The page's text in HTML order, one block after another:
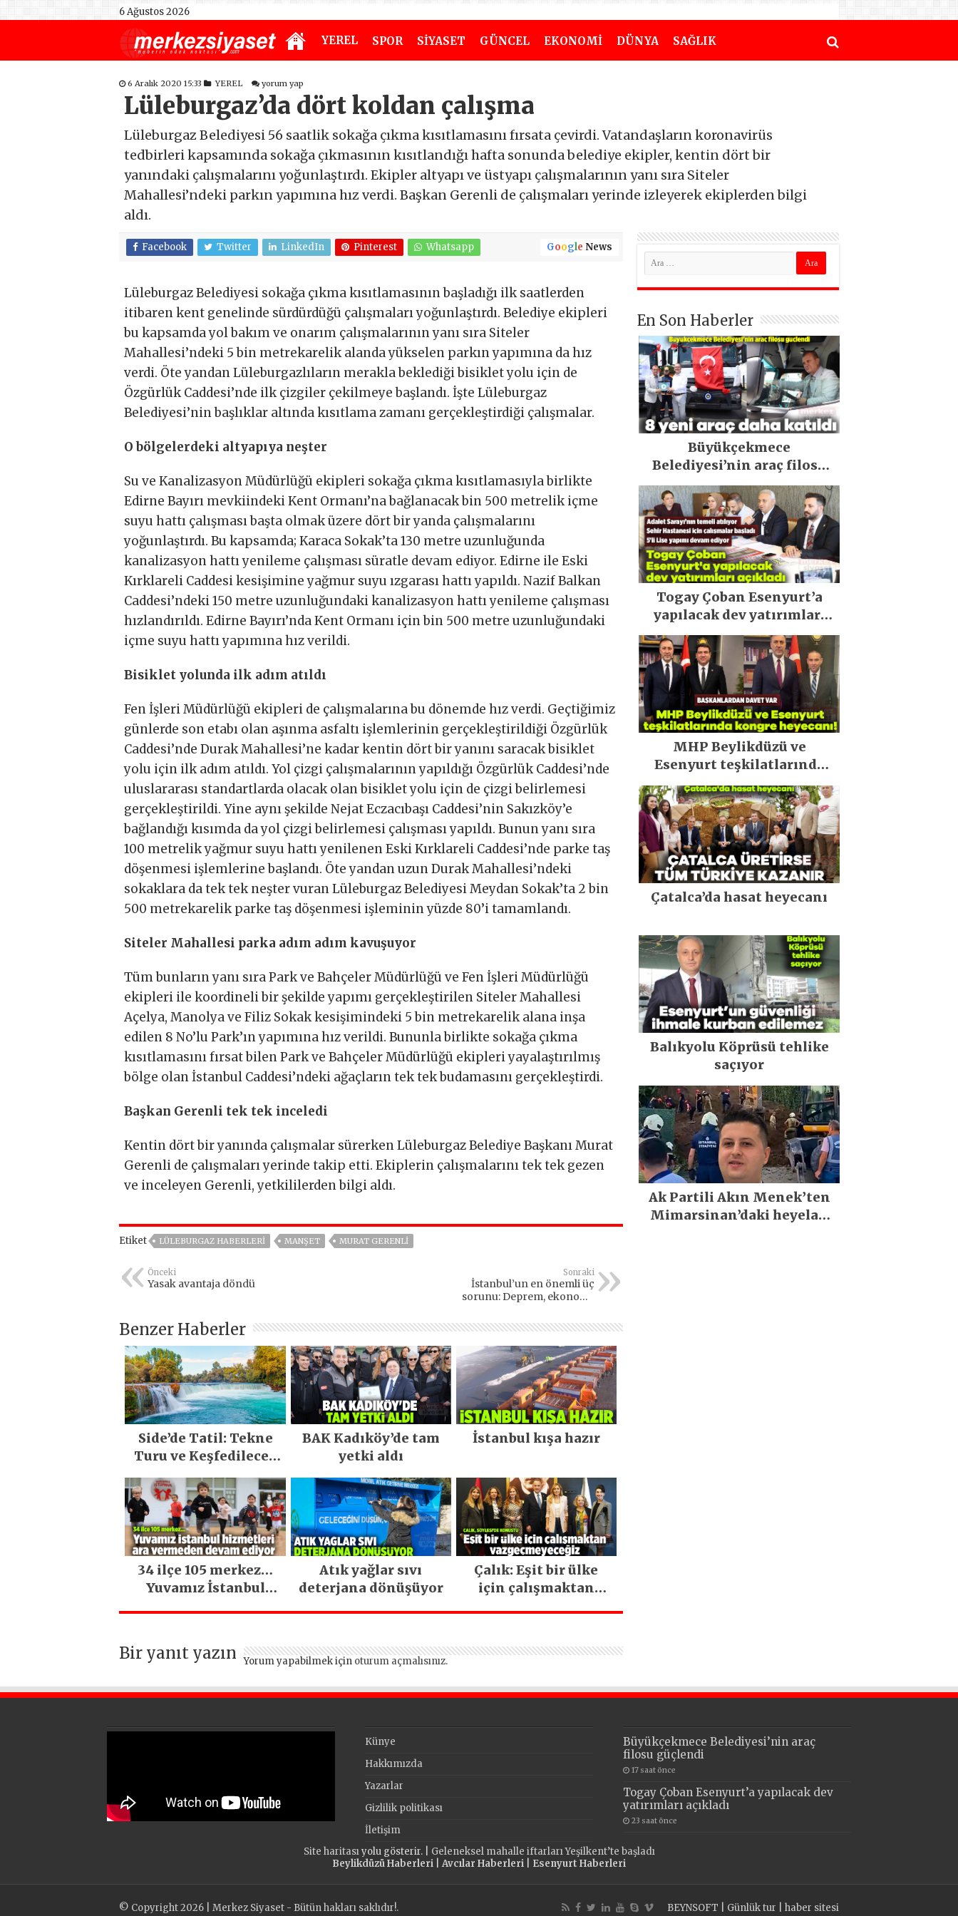
6 Ağustos 2026
YEREL SPOR SİYASET GÜNCEL EKONOMİ DÜNYA SAĞLIK
6 Aralık 2020 15:33 YEREL yorum yap
Lüleburgaz’da dört koldan çalışma
Lüleburgaz Belediyesi 56 saatlik sokağa çıkma kısıtlamasını fırsata çevirdi. Vatandaşların koronavirüs
tedbirleri kapsamında sokağa çıkmasının kısıtlandığı hafta sonunda belediye ekipler, kentin dört bir
yanındaki çalışmalarını yoğunlaştırdı. Ekipler altyapı ve üstyapı çalışmalarının yanı sıra Siteler
Mahallesi’ndeki parkın yapımına hız verdi. Başkan Gerenli de çalışmaları yerinde izleyerek ekiplerden bilgi
aldı.
Facebook Twitter LinkedIn Pinterest Whatsapp Google News
Lüleburgaz Belediyesi sokağa çıkma kısıtlamasının başladığı ilk saatlerden
itibaren kent genelinde sürdürdüğü çalışmaları yoğunlaştırdı. Belediye ekipleri
bu kapsamda yol bakım ve onarım çalışmalarının yanı sıra Siteler
Mahallesi’ndeki 5 bin metrekarelik alanda yükselen parkın yapımına da hız
verdi. Öte yandan Lüleburgazlıların merakla beklediği bisiklet yolu için de
Özgürlük Caddesi’nde ilk çizgiler çekilmeye başlandı. İşte Lüleburgaz
Belediyesi’nin başlıklar altında kısıtlama zamanı gerçekleştirdiği çalışmalar.
O bölgelerdeki altyapıya neşter
Su ve Kanalizasyon Müdürlüğü ekipleri sokağa çıkma kısıtlamasıyla birlikte
Edirne Bayırı mevkiindeki Kent Ormanı’na bağlanacak bin 500 metrelik içme
suyu hattı çalışması başta olmak üzere dört bir yanda çalışmalarını
yoğunlaştırdı. Bu kapsamda; Karaca Sokak’ta 130 metre uzunluğunda
kanalizasyon hattı yenileme çalışması süratle devam ediyor. Edirne ile Eski
Kırklareli Caddesi kesişimine yağmur suyu ızgarası hattı yapıldı. Nazif Balkan
Caddesi’ndeki 150 metre uzunluğundaki kanalizasyon hattı yenileme çalışması
hızlandırıldı. Edirne Bayırı’nda Kent Ormanı için bin 500 metre uzunluğundaki
içme suyu hattı yapımına hız verildi.
Bisiklet yolunda ilk adım atıldı
Fen İşleri Müdürlüğü ekipleri de çalışmalarına bu dönemde hız verdi. Geçtiğimiz
günlerde son etabı olan aşınma asfaltı işlemlerinin gerçekleştirildiği Özgürlük
Caddesi’nde Durak Mahallesi’ne kadar kentin dört bir yanını saracak bisiklet
yolu için ilk adım atıldı. Yol çizgi çalışmalarının yapıldığı Özgürlük Caddesi’nde
uluslararası standartlarda olacak olan bisiklet yolu için de çizgi belirlemesi
gerçekleştirildi. Yine aynı şekilde Nejat Eczacıbaşı Caddesi’nin Sakızköy’e
bağlandığı kısımda da yol çizgi belirlemesi çalışması yapıldı. Bunun yanı sıra
100 metrelik yağmur suyu hattı yenilenen Eski Kırklareli Caddesi’nde parke taş
döşenmesi işlemlerine başlandı. Öte yandan uzun Durak Mahallesi’ndeki
sokaklara da tek tek neşter vuran Lüleburgaz Belediyesi Meydan Sokak’ta 2 bin
500 metrekarelik parke taş döşenmesi işleminin yüzde 80’i tamamlandı.
Siteler Mahallesi parka adım adım kavuşuyor
Tüm bunların yanı sıra Park ve Bahçeler Müdürlüğü ve Fen İşleri Müdürlüğü
ekipleri ile koordineli bir şekilde yapımı gerçekleştirilen Siteler Mahallesi
Açelya, Manolya ve Filiz Sokak kesişimindeki 5 bin metrekarelik alana inşa
edilen 8 No’lu Park’ın yapımına hız verildi. Bununla birlikte sokağa çıkma
kısıtlamasını fırsat bilen Park ve Bahçeler Müdürlüğü ekipleri yayalaştırılmış
bölge olan İstanbul Caddesi’ndeki ağaçların tek tek budamasını gerçekleştirdi.
Başkan Gerenli tek tek inceledi
Kentin dört bir yanında çalışmalar sürerken Lüleburgaz Belediye Başkanı Murat
Gerenli de çalışmaları yerinde takip etti. Ekiplerin çalışmalarını tek tek gezen
ve inceleyen Gerenli, yetkililerden bilgi aldı.
Etiket LÜLEBURGAZ HABERLERI MANŞET MURAT GERENLI
Önceki
Yasak avantaja döndü
Sonraki
İstanbul’un en önemli üç
sorunu: Deprem, ekonomi,
Benzer Haberler
Side’de Tatil: Tekne
Turu ve Keşfedilecek
BAK Kadıköy’de tam
yetki aldı
İstanbul kışa hazır
34 ilçe 105 merkez…
Yuvamız İstanbul
Atık yağlar sıvı
deterjana dönüşüyor
Çalık: Eşit bir ülke
için çalışmaktan
Bir yanıt yazın Yorum yapabilmek için oturum açmalısınız.
En Son Haberler
Büyükçekmece
Belediyesi’nin araç filosu
güçlendi
Togay Çoban Esenyurt’a
yapılacak dev yatırımları
açıkladı
MHP Beylikdüzü ve
Esenyurt teşkilatlarında
kongre heyecanı!
Çatalca’da hasat heyecanı
Balıkyolu Köprüsü tehlike
saçıyor
Ak Partili Akın Menek’ten
Mimarsinan’daki heyelan
Künye
Hakkımızda
Yazarlar
Gizlilik politikası
İletişim
Büyükçekmece Belediyesi’nin araç
filosu güçlendi
17 saat önce
Togay Çoban Esenyurt’a yapılacak dev
yatırımları açıkladı
23 saat önce
Site haritasıyolu gösterir. | Geleneksel mahalle iftarları Yeşilkent’te başladı
Beylikdüzü Haberleri
Avcılar Haberleri Esenyurt Haberleri
BEYNSOFT Günlük tur haber sitesi
© Copyright 2026 | Merkez Siyaset - Bütün hakları saklıdır!.